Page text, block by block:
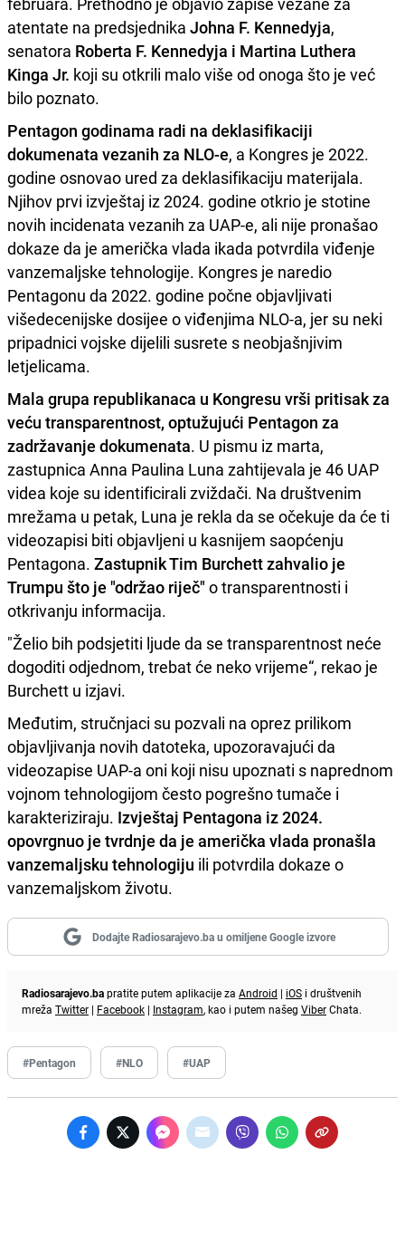
atentate na predsjednika Johna F. Kennedyja,
senatora Roberta F. Kennedyja i Martina Luthera
Kinga Jr. koji su otkrili malo više od onoga što je već
bilo poznato.
Pentagon godinama radi na deklasifikaciji
dokumenata vezanih za NLO-e, a Kongres je 2022.
godine osnovao ured za deklasifikaciju materijala.
Njihov prvi izvještaj iz 2024. godine otkrio je stotine
novih incidenata vezanih za UAP-e, ali nije pronašao
dokaze da je američka vlada ikada potvrdila viđenje
vanzemaljske tehnologije. Kongres je naredio
Pentagonu da 2022. godine počne objavljivati ​​
višedecenijske dosijee o viđenjima NLO-a, jer su neki
pripadnici vojske dijelili susrete s neobjašnjivim
letjelicama.
Mala grupa republikanaca u Kongresu vrši pritisak za
veću transparentnost, optužujući Pentagon za
zadržavanje dokumenata. U pismu iz marta,
zastupnica Anna Paulina Luna zahtijevala je 46 UAP
videa koje su identificirali zviždači. Na društvenim
mrežama u petak, Luna je rekla da se očekuje da će ti
videozapisi biti objavljeni u kasnijem saopćenju
Pentagona. Zastupnik Tim Burchett zahvalio je
Trumpu što je "održao riječ" o transparentnosti i
otkrivanju informacija.
"Želio bih podsjetiti ljude da se transparentnost neće
dogoditi odjednom, trebat će neko vrijeme“, rekao je
Burchett u izjavi.
Međutim, stručnjaci su pozvali na oprez prilikom
objavljivanja novih datoteka, upozoravajući da
videozapise UAP-a oni koji nisu upoznati s naprednom
vojnom tehnologijom često pogrešno tumače i
karakteriziraju. Izvještaj Pentagona iz 2024.
opovrgnuo je tvrdnje da je američka vlada pronašla
vanzemaljsku tehnologiju ili potvrdila dokaze o
vanzemaljskom životu.
Dodajte Radiosarajevo.ba u omiljene Google izvore
Radiosarajevo.bapratite putem aplikacije za Android | iOS i društvenih
mreža Twitter | Facebook | Instagram, kao i putem našeg ViberChata.
#Pentagon #NLO #UAP